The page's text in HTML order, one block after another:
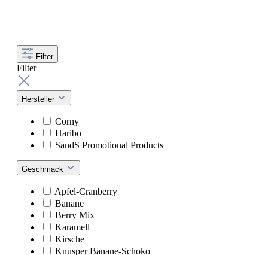
Filter
Filter
Hersteller
Corny
Haribo
SandS Promotional Products
Geschmack
Apfel-Cranberry
Banane
Berry Mix
Karamell
Kirsche
Knusper Banane-Schoko